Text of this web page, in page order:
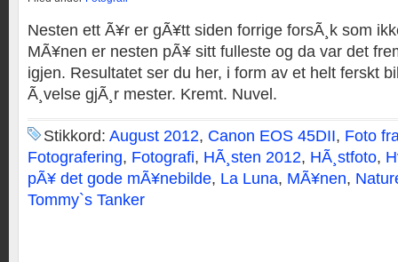
Nesten ett Ã¥r er gÃ¥tt siden forrige forsÃ¸k som
MÃ¥nen er nesten pÃ¥ sitt fulleste og da var det
igjen. Resultatet ser du her, i form av et helt ferskt
Ã¸velse gjÃ¸r mester. Kremt. Nuvel.
Stikkord: August 2012, Canon EOS 45DII, Foto
Fotografering, Fotografi, HÃ¸sten 2012, HÃ¸stfoto,
pÃ¥ det gode mÃ¥nebilde, La Luna, MÃ¥nen,
Tommy`s Tanker